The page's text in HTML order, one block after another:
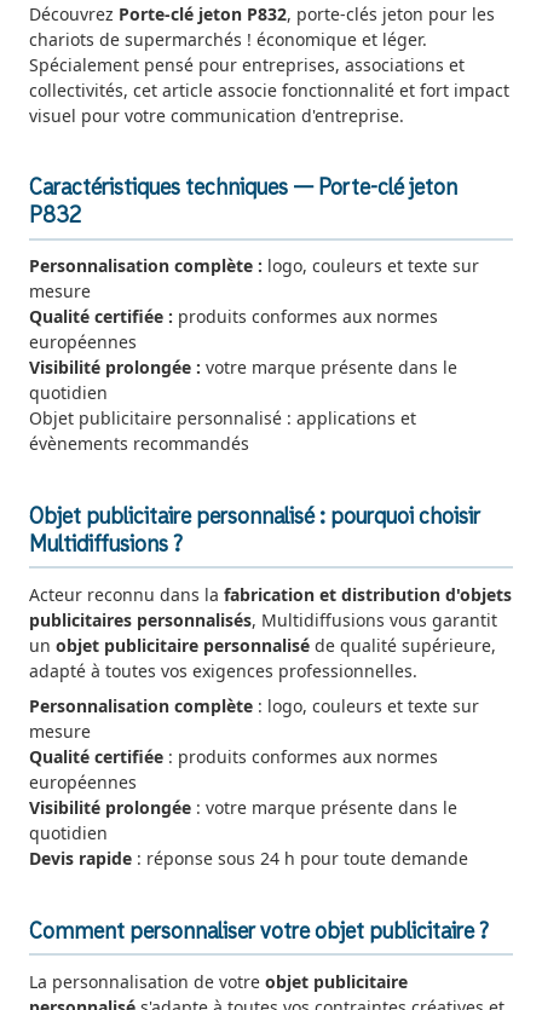
Découvrez Porte-clé jeton P832, porte-clés jeton pour les
chariots de supermarchés ! économique et léger.
Spécialement pensé pour entreprises, associations et
collectivités, cet article associe fonctionnalité et fort impact
visuel pour votre communication d'entreprise.
Caractéristiques techniques — Porte-clé jeton
P832
Personnalisation complète : logo, couleurs et texte sur
mesure
Qualité certifiée : produits conformes aux normes
européennes
Visibilité prolongée : votre marque présente dans le
quotidien
Objet publicitaire personnalisé : applications et
évènements recommandés
Objet publicitaire personnalisé : pourquoi choisir
Multidiffusions ?
Acteur reconnu dans la fabrication et distribution d'objets
publicitaires personnalisés, Multidiffusions vous garantit
un objet publicitaire personnalisé de qualité supérieure,
adapté à toutes vos exigences professionnelles.
Personnalisation complète : logo, couleurs et texte sur
mesure
Qualité certifiée : produits conformes aux normes
européennes
Visibilité prolongée : votre marque présente dans le
quotidien
Devis rapide : réponse sous 24 h pour toute demande
Comment personnaliser votre objet publicitaire ?
La personnalisation de votre objet publicitaire